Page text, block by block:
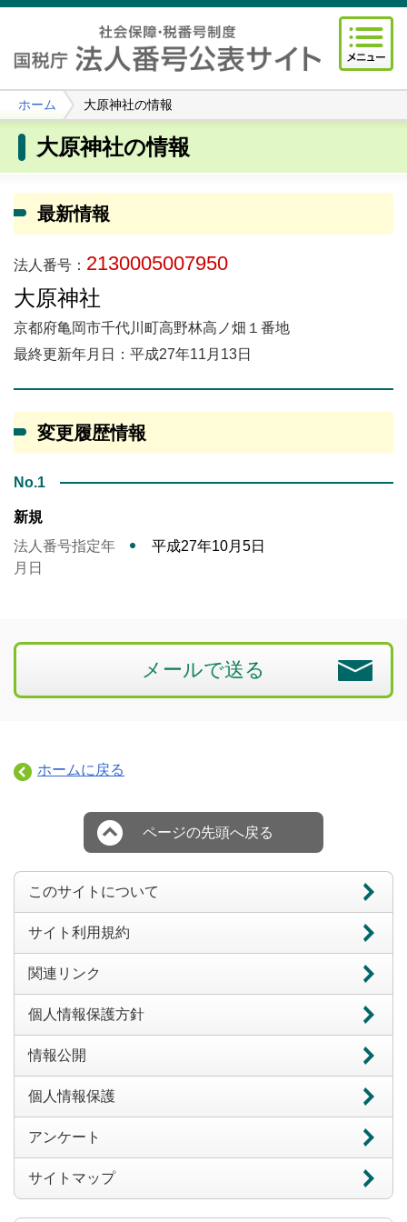
ホーム 大原神社の情報
大原神社の情報
最新情報
法人番号： 2130005007950
大原神社
京都府亀岡市千代川町高野林高ノ畑１番地
最終更新年月日：平成27年11月13日
変更履歴情報
No.1
新規
法人番号指定年
月日
平成27年10月5日
メールで送る
ホームに戻る
ページの先頭へ戻る
このサイトについて
サイト利用規約
関連リンク
個人情報保護方針
情報公開
個人情報保護
アンケート
サイトマップ